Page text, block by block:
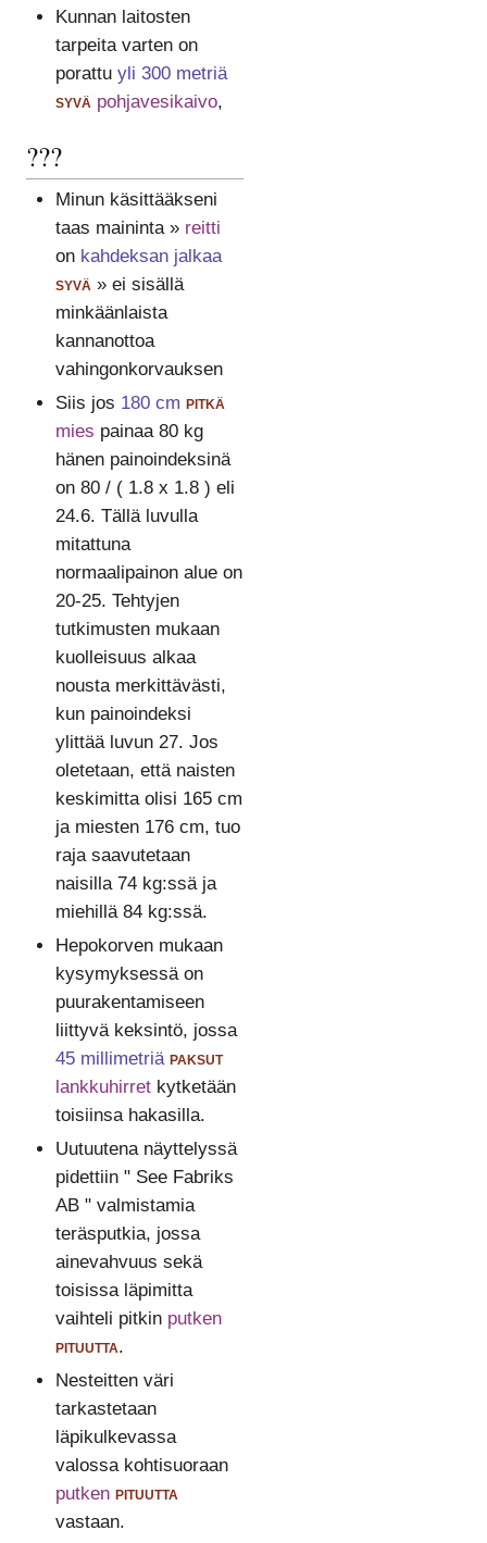
Kunnan laitosten
tarpeita varten on
porattu yli 300 metriä
syvä pohjavesikaivo,
???
Minun käsittääkseni
taas maininta » reitti
on kahdeksan jalkaa
syvä» ei sisällä
minkäänlaista
kannanottoa
vahingonkorvauksen
Siis jos 180 cm pitkä
mies painaa 80 kg
hänen painoindeksinä
on 80 / ( 1.8 x 1.8 ) eli
24.6. Tällä luvulla
mitattuna
normaalipainon alue on
20-25. Tehtyjen
tutkimusten mukaan
kuolleisuus alkaa
nousta merkittävästi,
kun painoindeksi
ylittää luvun 27. Jos
oletetaan, että naisten
keskimitta olisi 165 cm
ja miesten 176 cm, tuo
raja saavutetaan
naisilla 74 kg:ssä ja
miehillä 84 kg:ssä.
Hepokorven mukaan
kysymyksessä on
puurakentamiseen
liittyvä keksintö, jossa
45 millimetriä paksut
lankkuhirretkytketään
toisiinsa hakasilla.
Uutuutena näyttelyssä
pidettiin " See Fabriks
AB " valmistamia
teräsputkia, jossa
ainevahvuus sekä
toisissa läpimitta
vaihteli pitkin putken
pituutta.
Nesteitten väri
tarkastetaan
läpikulkevassa
valossa kohtisuoraan
putken pituutta
vastaan.